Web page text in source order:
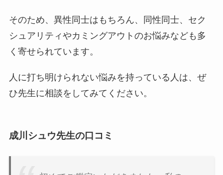
そのため、異性同士はもちろん、同性同士、セク
シュアリティやカミングアウトのお悩みなども多
く寄せられています。
人に打ち明けられない悩みを持っている人は、ぜ
ひ先生に相談をしてみてください。
成川シュウ先生の口コミ